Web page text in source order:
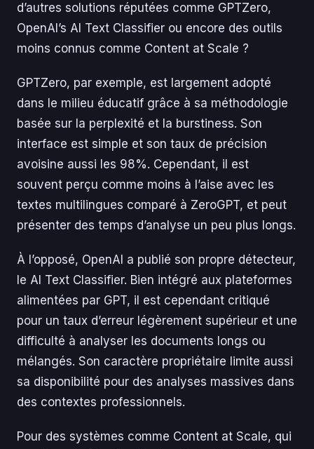
d’autres solutions réputées comme GPTZero,
OpenAI’s AI Text Classifier ou encore des outils
moins connus comme Content at Scale ?
GPTZero, par exemple, est largement adopté
dans le milieu éducatif grâce à sa méthodologie
basée sur la perplexité et la burstiness. Son
interface est simple et son taux de précision
avoisine aussi les 98%. Cependant, il est
souvent perçu comme moins à l’aise avec les
textes multilingues comparé à ZeroGPT, et peut
présenter des temps d’analyse un peu plus longs.
À l’opposé, OpenAI a publié son propre détecteur,
le AI Text Classifier. Bien intégré aux plateformes
alimentées par GPT, il est cependant critiqué
pour un taux d’erreur légèrement supérieur et une
difficulté à analyser les documents longs ou
mélangés. Son caractère propriétaire limite aussi
sa disponibilité pour des analyses massives dans
des contextes professionnels.
Pour des systèmes comme Content at Scale, qui